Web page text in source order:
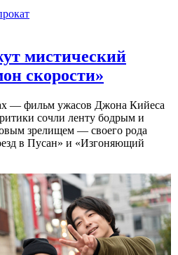
мистический
скорости»
— фильм ужасов Джона Кийеса
сочли ленту бодрым и
зрелищeм — своего рода
в Пусан» и «Изгоняющий